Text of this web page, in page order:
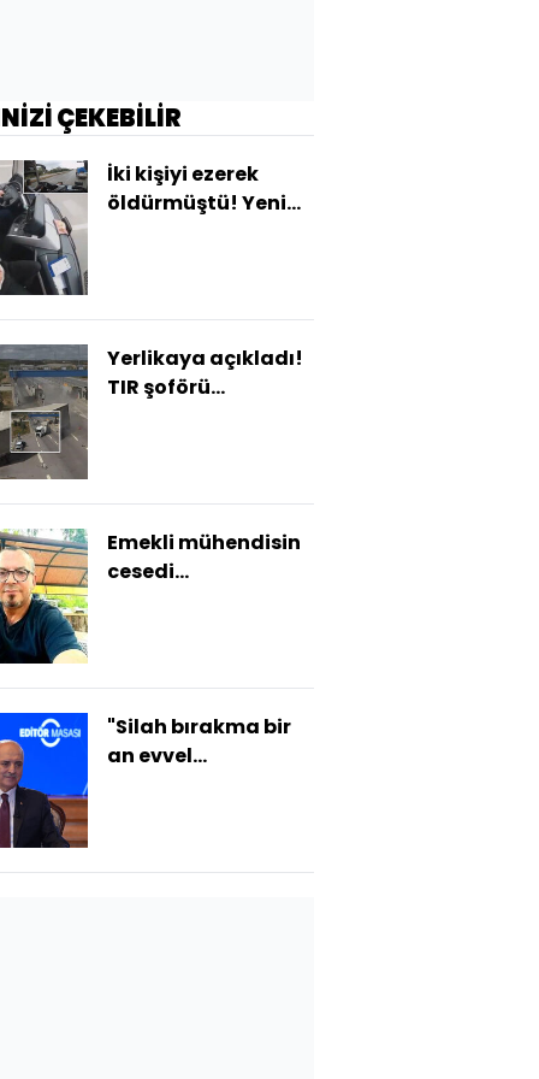
ÇEKEBİLİR
İki kişiyi ezerek
öldürmüştü! Yeni
Yerlikaya açıkladı!
TIR şoförü
Emekli mühendisin
cesedi
"Silah bırakma bir
an evvel